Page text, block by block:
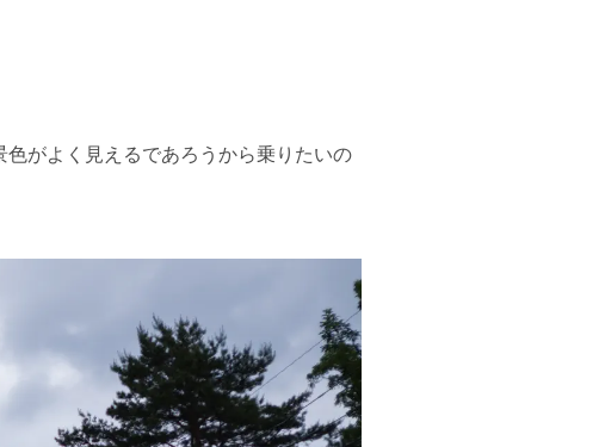
がよく見えるであろうから乗りたいの